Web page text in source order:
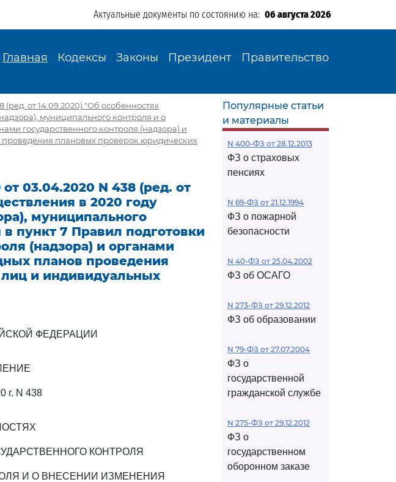
Актуальные документы по состоянию на: 06 августа 2026
Главная Кодексы Законы Президент Правительство
от 14.09.2020) "Об особенностях
муниципального контроля и о
государственного контроля (надзора) и
плановых проверок юридических
03.04.2020 N 438 (ред. от
в 2020 году
муниципального
пункт 7 Правил подготовки
(надзора) и органами
планов проведения
и индивидуальных
ФЕДЕРАЦИИ
г. N 438
КОНТРОЛЯ
И О ВНЕСЕНИИ ИЗМЕНЕНИЯ
Популярные статьи
и материалы
N 400-ФЗ от 28.12.2013
ФЗ о страховых
пенсиях
N 69-ФЗ от 21.12.1994
ФЗ о пожарной
безопасности
N 40-ФЗ от 25.04.2002
ФЗ об ОСАГО
N 273-ФЗ от 29.12.2012
ФЗ об образовании
N 79-ФЗ от 27.07.2004
ФЗ о
государственной
гражданской службе
N 275-ФЗ от 29.12.2012
ФЗ о
государственном
оборонном заказе